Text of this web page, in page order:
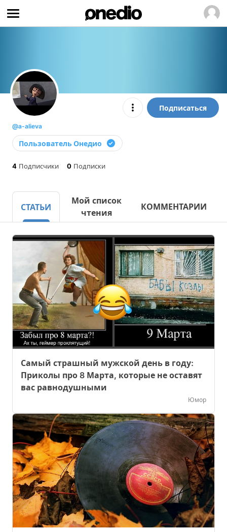
Подписаться
@a-alieva
Пользователь Онедио
4 Подписчики 0 Подписки
СТАТЬИ
Мой список
чтения
КОММЕНТАРИИ
Самый страшный мужской день в году:
Приколы про 8 Марта, которые не оставят
вас равнодушными
Юмор